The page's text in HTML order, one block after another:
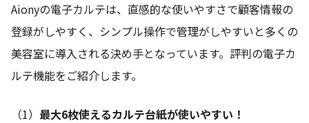
Aionyの電子カルテは、直感的な使いやすさで顧客情報の
登録がしやすく、シンプル操作で管理がしやすいと多くの
美容室に導入される決め手となっています。評判の電子カ
ルテ機能をご紹介します。
（1） 最大6枚使えるカルテ台紙が使いやすい！